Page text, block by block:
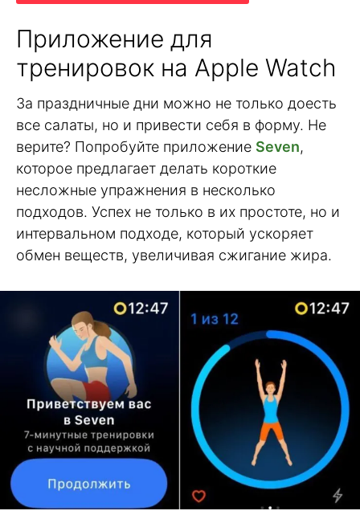
Приложение для
тренировок на Apple Watch
За праздничные дни можно не только доесть
все салаты, но и привести себя в форму. Не
верите? Попробуйте приложение Seven,
которое предлагает делать короткие
несложные упражнения в несколько
подходов. Успех не только в их простоте, но и
интервальном подходе, который ускоряет
обмен веществ, увеличивая сжигание жира.